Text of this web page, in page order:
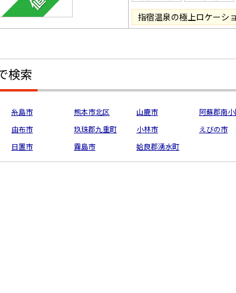
指宿温泉の極上ロケーシ
検索
糸島市 熊本市北区 山鹿市 阿蘇郡南
由布市 玖珠郡九重町 小林市 えびの市
日置市 霧島市 姶良郡湧水町